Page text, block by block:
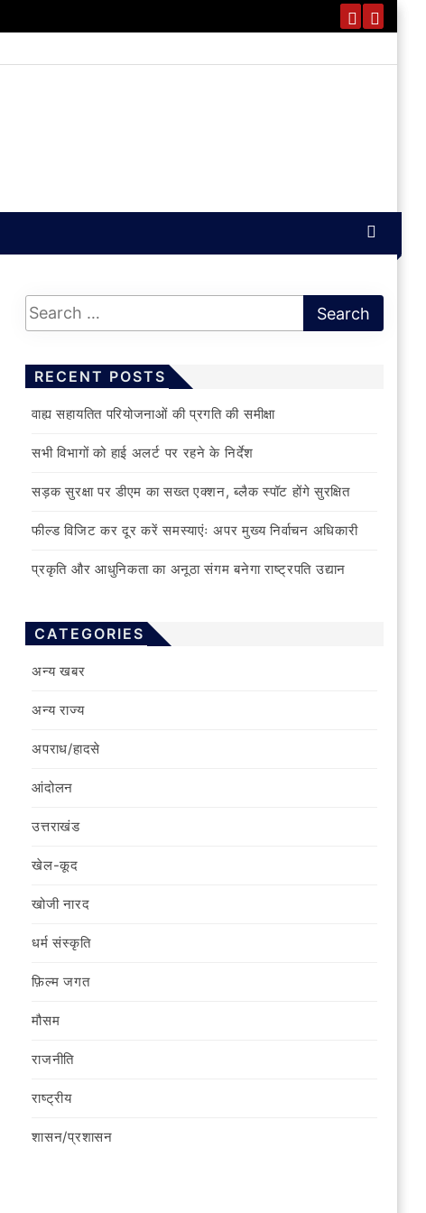
RECENT POSTS
वाह्य सहायतित परियोजनाओं की प्रगति की समीक्षा
सभी विभागों को हाई अलर्ट पर रहने के निर्देश
सड़क सुरक्षा पर डीएम का सख्त एक्शन, ब्लैक स्पॉट होंगे सुरक्षित
फील्ड विजिट कर दूर करें समस्याएंः अपर मुख्य निर्वाचन अधिकारी
प्रकृति और आधुनिकता का अनूठा संगम बनेगा राष्ट्रपति उद्यान
CATEGORIES
अन्य खबर
अन्य राज्य
अपराध/हादसे
आंदोलन
उत्तराखंड
खेल-कूद
खोजी नारद
धर्म संस्कृति
फ़िल्‍म जगत
मौसम
राजनीति
राष्ट्रीय
शासन/प्रशासन